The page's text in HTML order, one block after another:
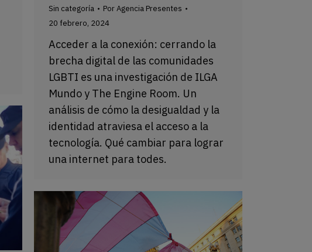
Sin categoría PorAgencia Presentes
20 febrero, 2024
Acceder a la conexión: cerrando la
brecha digital de las comunidades
LGBTI es una investigación de ILGA
Mundo y The Engine Room. Un
análisis de cómo la desigualdad y la
identidad atraviesa el acceso a la
tecnología. Qué cambiar para lograr
una internet para todes.